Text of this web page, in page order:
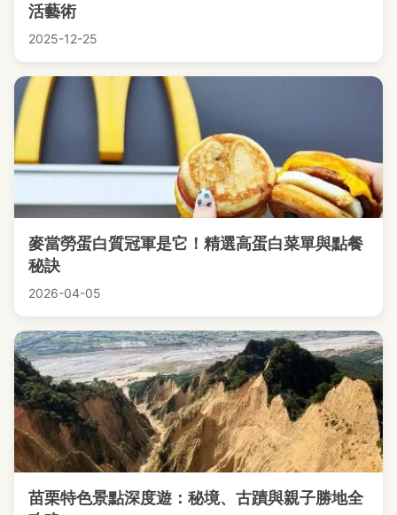
活藝術
2025-12-25
麥當勞蛋白質冠軍是它！精選高蛋白菜單與點餐
秘訣
2026-04-05
苗栗特色景點深度遊：秘境、古蹟與親子勝地全